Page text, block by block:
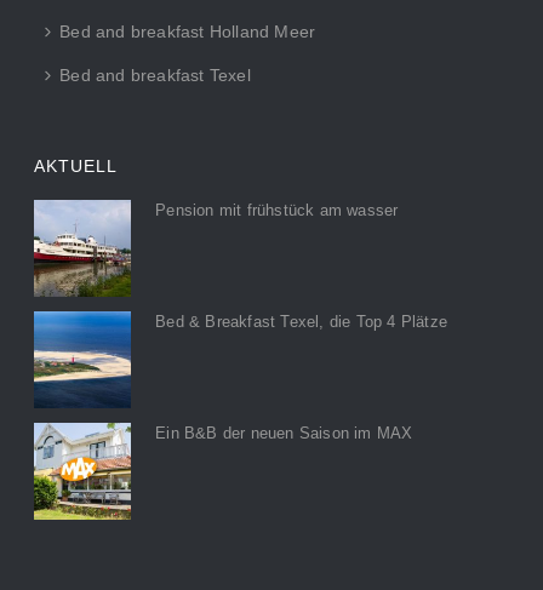
Bed and breakfast Holland Meer
Bed and breakfast Texel
AKTUELL
Pension mit frühstück am wasser
Bed & Breakfast Texel, die Top 4 Plätze
Ein B&B der neuen Saison im MAX